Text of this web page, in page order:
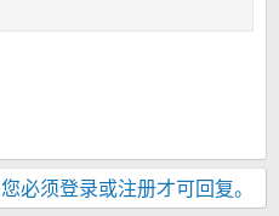
您必须登录或注册才可回复。